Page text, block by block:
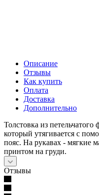
Описание
Отзывы
Как купить
Оплата
Доставка
Дополнительно
Толстовка из
который утягивается с
пояс. На рукавах - мягкие
принтом на груди.
Отзывы